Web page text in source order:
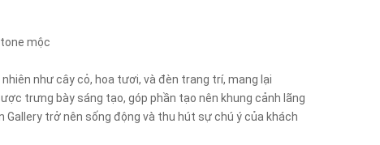
mộc
như cây cỏ, hoa tươi, và đèn trang trí, mang lại
trưng bày sáng tạo, góp phần tạo nên khung cảnh lãng
trở nên sống động và thu hút sự chú ý của khách